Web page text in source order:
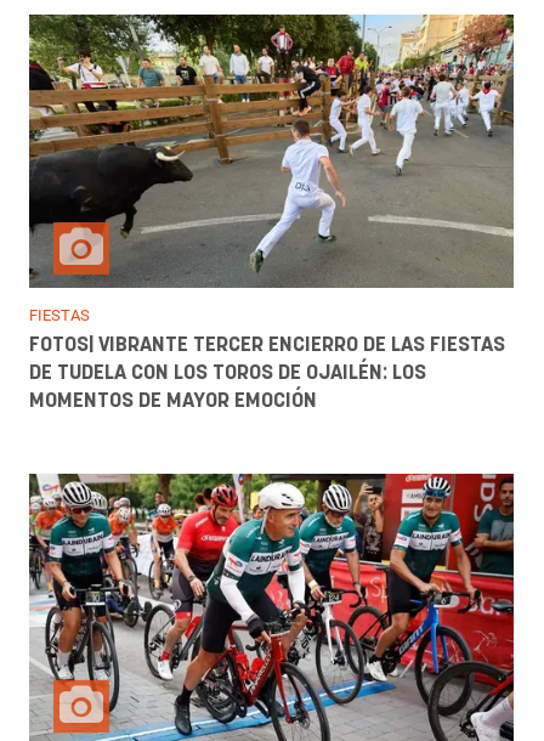
FIESTAS
FOTOS| VIBRANTE TERCER ENCIERRO DE LAS FIESTAS
DE TUDELA CON LOS TOROS DE OJAILÉN: LOS
MOMENTOS DE MAYOR EMOCIÓN